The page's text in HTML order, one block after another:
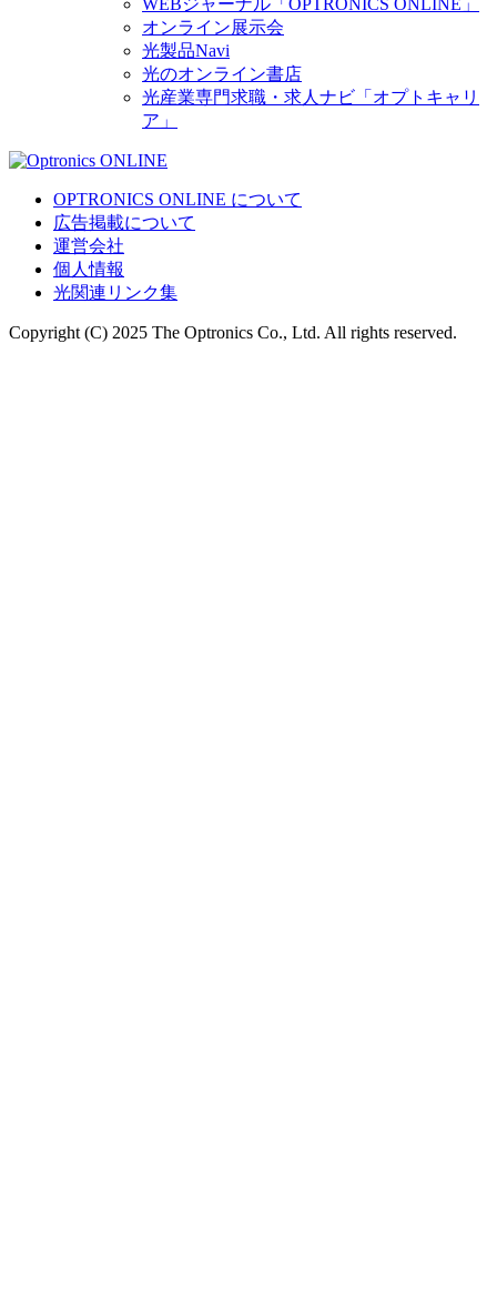
WEBジャーナル「OPTRONICS ONLINE」
オンライン展示会
光製品Navi
光のオンライン書店
光産業専門求職・求人ナビ「オプトキャリ
ア」
OPTRONICS ONLINE について
広告掲載について
運営会社
個人情報
光関連リンク集
Copyright (C) 2025 The Optronics Co., Ltd. All rights reserved.